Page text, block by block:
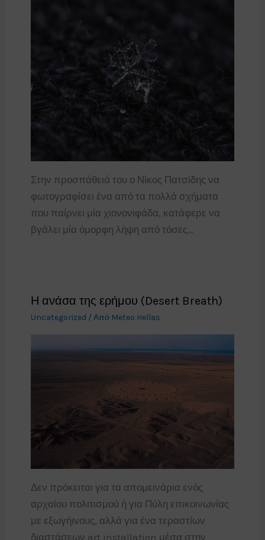
Στην προσπάθειά του ο Νίκος Πατσίδης να
φωτογραφίσει ένα από τα πολλά σχήματα
που παίρνει μία χιονονιφάδα, κατάφερε να
βγάλει μία όμορφη λήψη από τόσες…
Η ανάσα της ερήμου (Desert Breath)
Uncategorized / Από Meteo Hellas
Δεν πρόκειται για τα απομεινάρια ενός
αρχαίου πολιτισμού ή για Πύλη επικοινωνίας
με εξωγήινους, αλλά για ένα τεραστίων
διαστάσεων art installation μέσα στην